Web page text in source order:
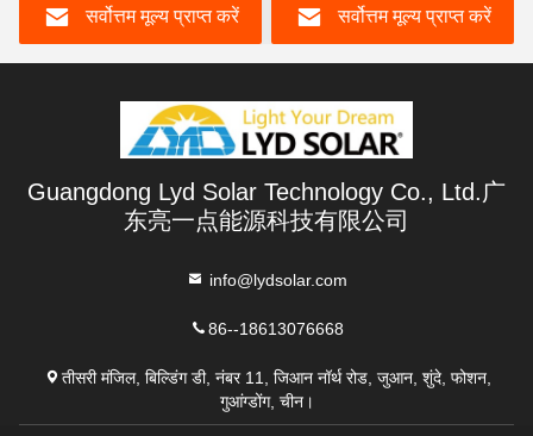
सर्वोत्तम मूल्य प्राप्त करें
सर्वोत्तम मूल्य प्राप्त करें
Guangdong Lyd Solar Technology Co., Ltd.广
东亮一点能源科技有限公司
info@lydsolar.com
86--18613076668
तीसरी मंजिल, बिल्डिंग डी, नंबर 11, जिआन नॉर्थ रोड, जुआन, शुंदे, फोशन,
गुआंग्डोंग, चीन।